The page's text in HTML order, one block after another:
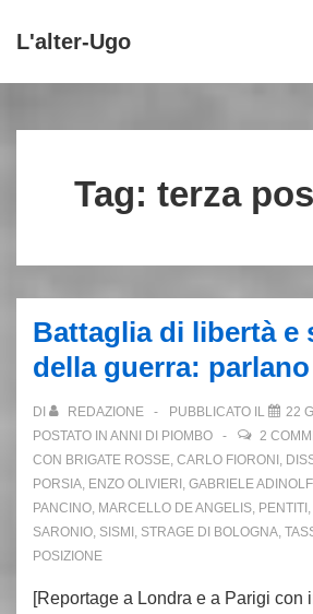
Vai
principale
L'alter-Ugo
principale
Tag: terza
Battaglia di libertà e
della guerra:
DI REDAZIONE PUBBLICATO IL
22
POSTATO IN ANNI DI PIOMBO 2
CON BRIGATE ROSSE, CARLO FIORONI ,
PORSIA, ENZO OLIVIERI , GABRIELE ADINOLFI
PANCINO, MARCELLO DE ANGELIS, PENTITI ,
SARONIO, SISMI , STRAGE DI BOLOGNA,
POSIZIONE
[Reportage a Londra e a Parigi con